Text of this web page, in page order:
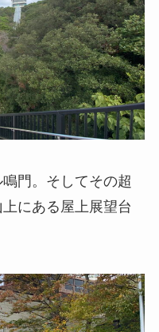
門。そしてその超
にある屋上展望台